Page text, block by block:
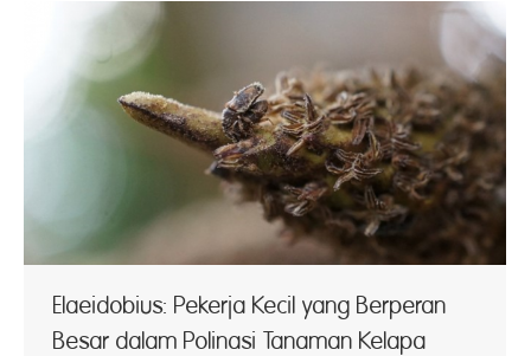
Elaeidobius: Pekerja Kecil yang Berperan
Besar dalam Polinasi Tanaman Kelapa